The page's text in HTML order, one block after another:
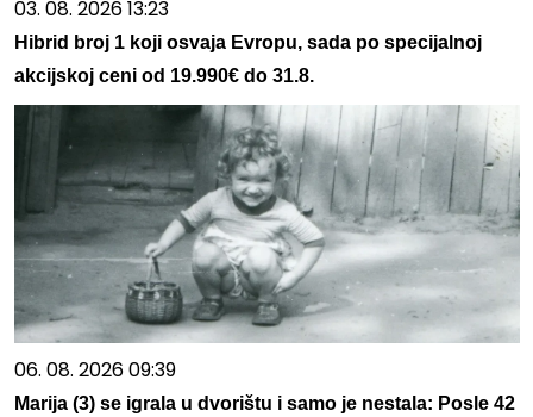
03. 08. 2026 13:23
Hibrid broj 1 koji osvaja Evropu, sada po specijalnoj
akcijskoj ceni od 19.990€ do 31.8.
06. 08. 2026 09:39
Marija (3) se igrala u dvorištu i samo je nestala: Posle 42